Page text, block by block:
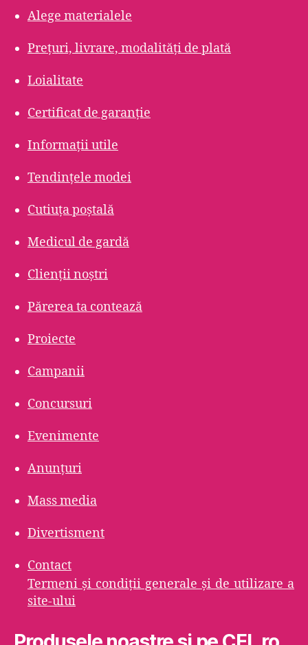
Alege materialele
Prețuri, livrare, modalități de plată
Loialitate
Certificat de garanție
Informații utile
Tendințele modei
Cutiuța poștală
Medicul de gardă
Clienții noștri
Părerea ta contează
Proiecte
Campanii
Concursuri
Evenimente
Anunțuri
Mass media
Divertisment
Contact
Termeni şi condiţii generale şi de utilizare a
site-ului